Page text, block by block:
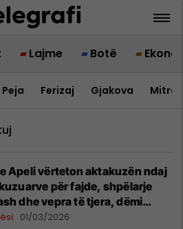
Lajme Botë
Peja Ferizaj Gjakova
Apeli vërteton aktakuzën ndaj
për fajde, shpëlarje
dhe vepra të tjera, dëmi
mbi 6 milionë euro
01/03/2026